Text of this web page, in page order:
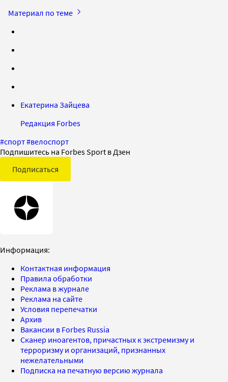
Материал по теме
Екатерина Зайцева
Редакция Forbes
#спорт#велоспорт
Подпишитесь на Forbes Sport в Дзен
Подписаться
Информация:
Контактная информация
Правила обработки
Реклама в журнале
Реклама на сайте
Условия перепечатки
Архив
Вакансии в Forbes Russia
Сканер иноагентов, причастных к экстремизму и
терроризму и организаций, признанных
нежелательными
Подписка на печатную версию журнала